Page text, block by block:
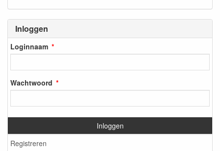
Inloggen
Loginnaam
Wachtwoord
Inloggen
Registreren